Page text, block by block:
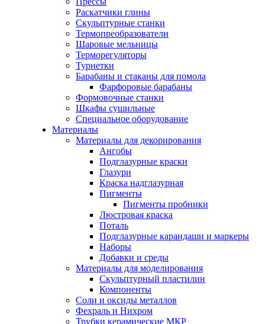
Раскатчики глины
Скульптурные станки
Термопреобразователи
Шаровые мельницы
Терморегуляторы
Турнетки
Барабаны и стаканы для помола
Фарфоровые барабаны
Формовочные станки
Шкафы сушильные
Специальное оборудование
Материалы
Материалы для декорирования
Ангобы
Подглазурные краски
Глазури
Краска надглазурная
Пигменты
Пигменты пробники
Люстровая краска
Поталь
Подглазурные карандаши и маркеры
Наборы
Добавки и среды
Материалы для моделирования
Скульптурный пластилин
Компоненты
Соли и оксиды металлов
Фехраль и Нихром
Трубки керамические МКР